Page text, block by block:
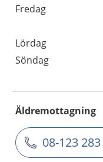
Fredag
Lördag
Söndag
Äldremottagning
08-123